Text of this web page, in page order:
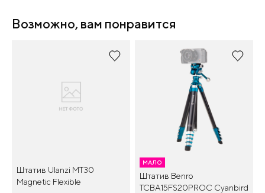
Возможно, вам понравится
Штатив Ulanzi MT30
Magnetic Flexible
МАЛО
Штатив Benro
TCBA15FS20PROC Cyanbird